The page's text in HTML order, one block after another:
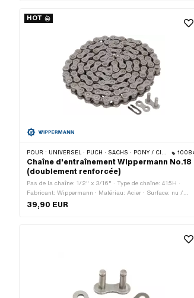
HOT
POUR : UNIVERSEL · PUCH · SACHS · PONY / CILO (BÊTA 521 & 512) · ZÜNDAPP BELMONDO · TOMOS · BYE BIKE · CILO
Chaîne d'entraînement Wippermann No.18
(doublement renforcée)
Pas de la chaîne: 1/2" x 3/16" · Type de chaîne: 415H ·
Fabricant: Wippermann · Matériau: Acier · Surface: nu /
huilé · Couleur: gris · Nombre de maillons: 114 pcs ·
39,90 EUR